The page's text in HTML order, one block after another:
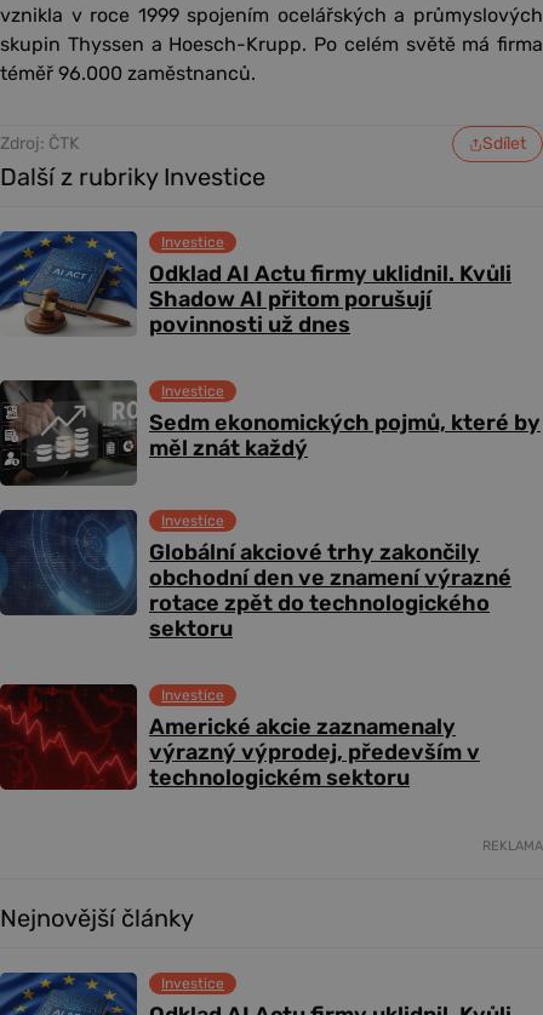
vznikla v roce 1999 spojením ocelářských a průmyslových
skupin Thyssen a Hoesch-Krupp. Po celém světě má firma
téměř 96.000 zaměstnanců.
Zdroj: ČTK Sdílet
Další z rubriky Investice
Odklad AI Actu firmy uklidnil. Kvůli
Shadow AI přitom porušují
povinnosti už dnes
Investice
Sedm ekonomických pojmů, které by
měl znát každý
Investice
Globální akciové trhy zakončily
obchodní den ve znamení výrazné
rotace zpět do technologického
sektoru
Investice
Americké akcie zaznamenaly
výrazný výprodej, především v
technologickém sektoru
Investice
REKLAMA
Nejnovější články
Investice